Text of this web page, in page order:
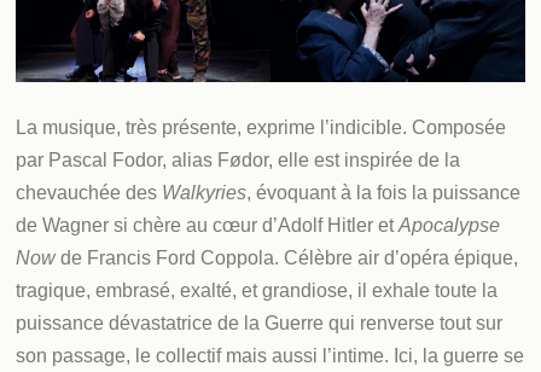
La musique, très présente, exprime l’indicible. Composée
par Pascal Fodor, alias Fødor, elle est inspirée de la
chevauchée des Walkyries, évoquant à la fois la puissance
de Wagner si chère au cœur d’Adolf Hitler etApocalypse
Nowde Francis Ford Coppola. Célèbre air d’opéra épique,
tragique, embrasé, exalté, et grandiose, il exhale toute la
puissance dévastatrice de la Guerre qui renverse tout sur
son passage, le collectif mais aussi l’intime. Ici, la guerre se